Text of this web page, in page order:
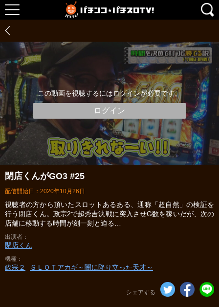
この動画を視聴するにはログインが必要です。
ログイン
閉店くんがGO3 #25
配信開始日：2020年10月26日
視聴者の方から頂いたスロットあるある、通称「超自然」の検証を
行う閉店くん。政宗2で超秀吉決戦に突入させG数を稼いだが、次の
店舗に移動する時間が刻一刻と迫る…
出演者
閉店くん
機種
政宗２ ＳＬＯＴアカギ～闇に降り立った天才～
シェアする